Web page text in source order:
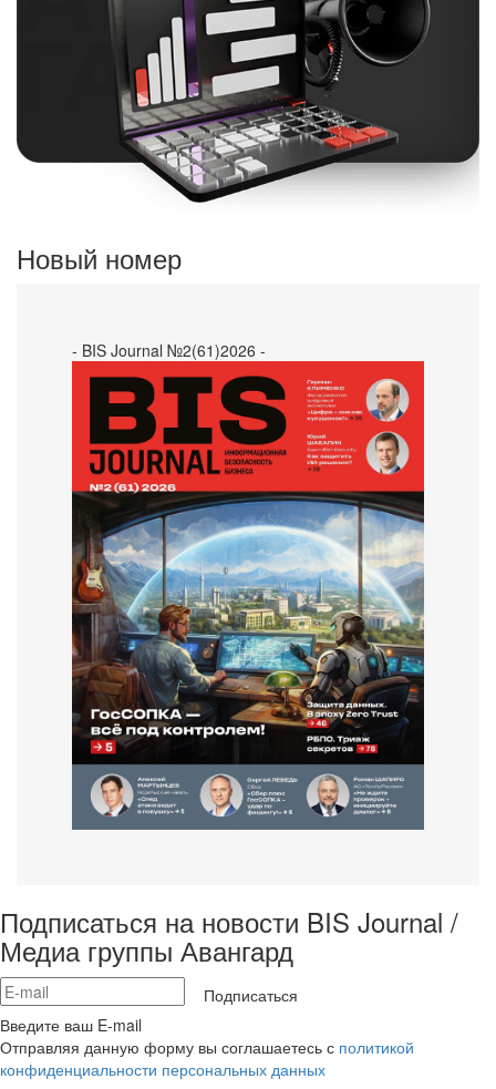
Новый номер
- BIS Journal №2(61)2026 -
Подписаться на новости BIS Journal /
Медиа группы Авангард
Подписаться
Введите ваш E-mail
Отправляя данную форму вы соглашаетесь с политикой
конфиденциальности персональных данных